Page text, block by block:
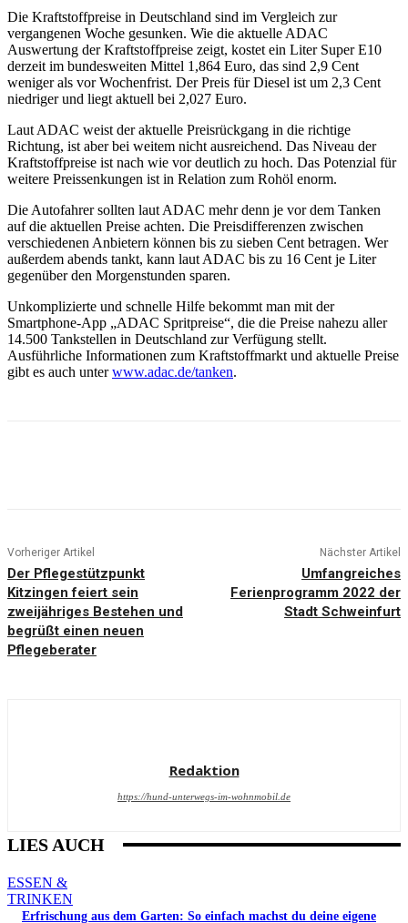
Die Kraftstoffpreise in Deutschland sind im Vergleich zur
vergangenen Woche gesunken. Wie die aktuelle ADAC
Auswertung der Kraftstoffpreise zeigt, kostet ein Liter Super E10
derzeit im bundesweiten Mittel 1,864 Euro, das sind 2,9 Cent
weniger als vor Wochenfrist. Der Preis für Diesel ist um 2,3 Cent
niedriger und liegt aktuell bei 2,027 Euro.
Laut ADAC weist der aktuelle Preisrückgang in die richtige
Richtung, ist aber bei weitem nicht ausreichend. Das Niveau der
Kraftstoffpreise ist nach wie vor deutlich zu hoch. Das Potenzial für
weitere Preissenkungen ist in Relation zum Rohöl enorm.
Die Autofahrer sollten laut ADAC mehr denn je vor dem Tanken
auf die aktuellen Preise achten. Die Preisdifferenzen zwischen
verschiedenen Anbietern können bis zu sieben Cent betragen. Wer
außerdem abends tankt, kann laut ADAC bis zu 16 Cent je Liter
gegenüber den Morgenstunden sparen.
Unkomplizierte und schnelle Hilfe bekommt man mit der
Smartphone-App „ADAC Spritpreise“, die die Preise nahezu aller
14.500 Tankstellen in Deutschland zur Verfügung stellt.
Ausführliche Informationen zum Kraftstoffmarkt und aktuelle Preise
gibt es auch unterwww.adac.de/tanken.
Vorheriger Artikel
Der Pflegestützpunkt
Kitzingen feiert sein
zweijähriges Bestehen und
begrüßt einen neuen
Pflegeberater
Nächster Artikel
Umfangreiches
Ferienprogramm 2022 der
Stadt Schweinfurt
Redaktion
https://hund-unterwegs-im-wohnmobil.de
LIES AUCH
ESSEN &
TRINKEN
Erfrischung aus dem Garten: So einfach machst du deine eigene